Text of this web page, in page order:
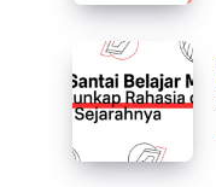
Ke-
Lucu
Mahasiswa
Terbaru
Tips
Santai
Belajar
Mandarin:
Mengungkap